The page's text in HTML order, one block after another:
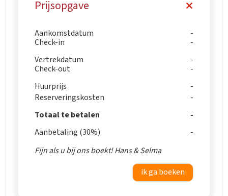
Prijsopgave
Aankomstdatum
Check-in
Vertrekdatum
Check-out
Huurprijs
Reserveringskosten
Totaal te betalen
Aanbetaling (30%)
Fijn als u bij ons boekt! Hans & Selma
ik ga boeken